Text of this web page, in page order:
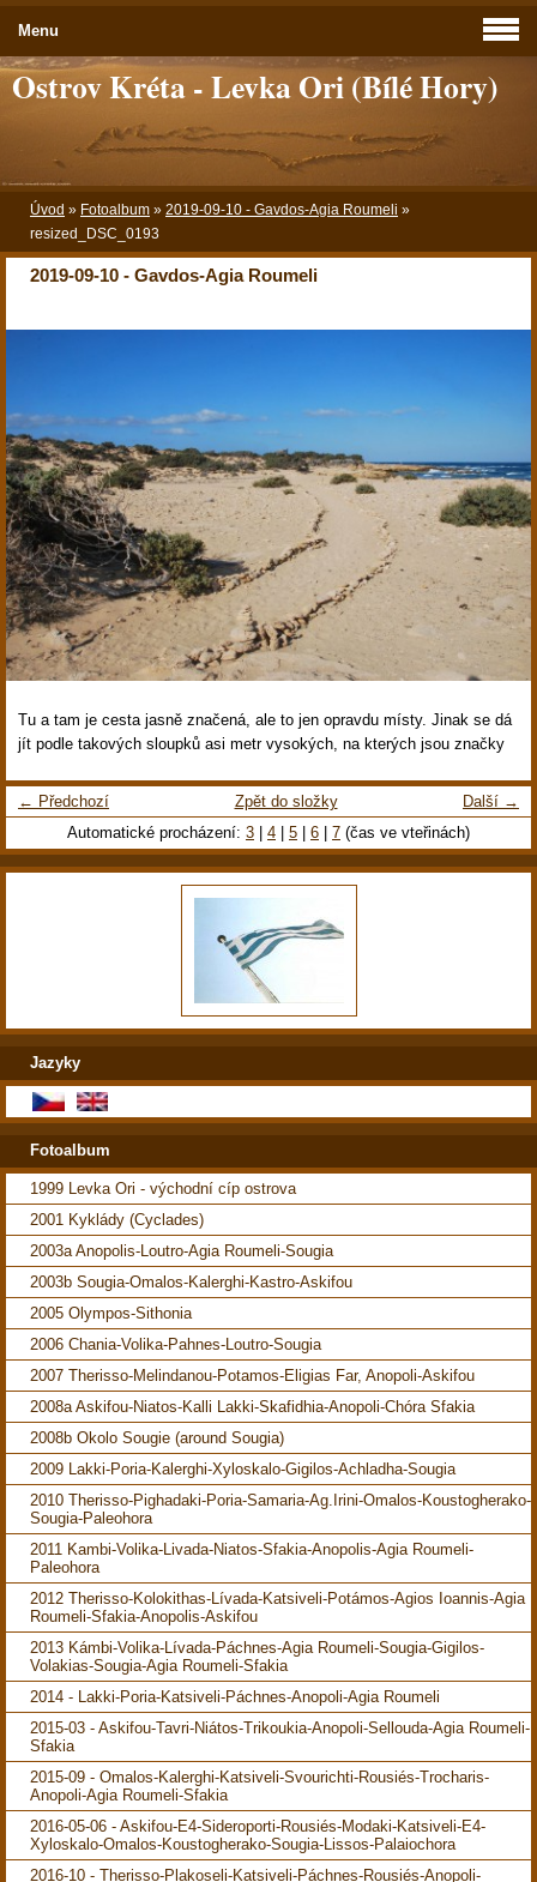
Ostrov Kréta - Levka Ori (Bílé Hory)
Úvod » Fotoalbum » 2019-09-10 - Gavdos-Agia Roumeli »
resized_DSC_0193
2019-09-10 - Gavdos-Agia Roumeli
Tu a tam je cesta jasně značená, ale to jen opravdu místy. Jinak se dá
jít podle takových sloupků asi metr vysokých, na kterých jsou značky
← Předchozí Další →
Zpět do složky
Automatické procházení: 3 4 5 6 7 (čas ve vteřinách)
Jazyky
Menu
Fotoalbum
1999 Levka Ori - východní cíp ostrova
2001 Kyklády (Cyclades)
2003a Anopolis-Loutro-Agia Roumeli-Sougia
2003b Sougia-Omalos-Kalerghi-Kastro-Askifou
2005 Olympos-Sithonia
2006 Chania-Volika-Pahnes-Loutro-Sougia
2007 Therisso-Melindanou-Potamos-Eligias Far, Anopoli-Askifou
2008a Askifou-Niatos-Kalli Lakki-Skafidhia-Anopoli-Chóra Sfakia
2008b Okolo Sougie (around Sougia)
2009 Lakki-Poria-Kalerghi-Xyloskalo-Gigilos-Achladha-Sougia
2010 Therisso-Pighadaki-Poria-Samaria-Ag.Irini-Omalos-Koustogherako-
Sougia-Paleohora
2011 Kambi-Volika-Livada-Niatos-Sfakia-Anopolis-Agia Roumeli-
Paleohora
2012 Therisso-Kolokithas-Lívada-Katsiveli-Potámos-Agios Ioannis-Agia
Roumeli-Sfakia-Anopolis-Askifou
2013 Kámbi-Volika-Lívada-Páchnes-Agia Roumeli-Sougia-Gigilos-
Volakias-Sougia-Agia Roumeli-Sfakia
2014 - Lakki-Poria-Katsiveli-Páchnes-Anopoli-Agia Roumeli
2015-03 - Askifou-Tavri-Niátos-Trikoukia-Anopoli-Sellouda-Agia Roumeli-
Sfakia
2015-09 - Omalos-Kalerghi-Katsiveli-Svourichti-Rousiés-Trocharis-
Anopoli-Agia Roumeli-Sfakia
2016-05-06 - Askifou-E4-Sideroporti-Rousiés-Modaki-Katsiveli-E4-
Xyloskalo-Omalos-Koustogherako-Sougia-Lissos-Palaiochora
2016-10 - Therisso-Plakoseli-Katsiveli-Páchnes-Rousiés-Anopoli-